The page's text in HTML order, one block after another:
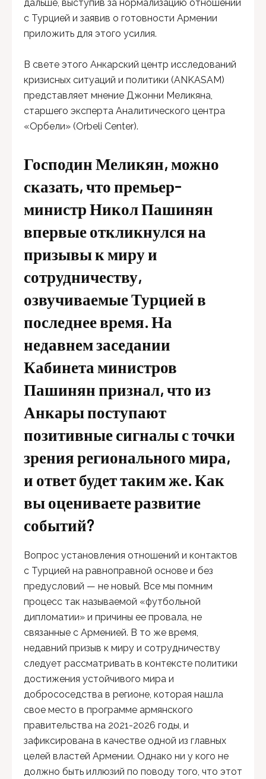
дальше, выступив за нормализацию отношений
с Турцией и заявив о готовности Армении
приложить для этого усилия.
В свете этого Анкарский центр исследований
кризисных ситуаций и политики (ANKASAM)
представляет мнение Джонни Меликяна,
старшего эксперта Аналитического центра
«Орбели» (Orbeli Center).
Господин Меликян, можно
сказать, что премьер-
министр Никол Пашинян
впервые откликнулся на
призывы к миру и
сотрудничеству,
озвучиваемые Турцией в
последнее время. На
недавнем заседании
Кабинета министров
Пашинян признал, что из
Анкары поступают
позитивные сигналы с точки
зрения регионального мира,
и ответ будет таким же. Как
вы оцениваете развитие
событий?
Вопрос установления отношений и контактов
с Турцией на равноправной основе и без
предусловий — не новый. Все мы помним
процесс так называемой «футбольной
дипломатии» и причины ее провала, не
связанные с Арменией. В то же время,
недавний призыв к миру и сотрудничеству
следует рассматривать в контексте политики
достижения устойчивого мира и
добрососедства в регионе, которая нашла
свое место в программе армянского
правительства на 2021-2026 годы, и
зафиксирована в качестве одной из главных
целей властей Армении. Однако ни у кого не
должно быть иллюзий по поводу того, что этот